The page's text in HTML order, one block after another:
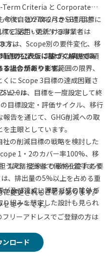
Term Criteria と Corporate
で、2027年2月から適用さ
を設定・更新する事業者は
す。
上の情報や影響範囲の限界、
に Scope 3目標の達成困難さ
は、目標を一度設定して終
目標設定・評価サイクル、移行
告を通じて、GHG削減への取
主眼としています。
1・2のカバー率100%、移
など、従来より厳格化される要
、排出量の5%以上を占める重
及びにくいカテゴリの除外が
組みを想定した設計も見られ
ンサルタント 高村が公表文書
像 を、制度の位置づけ、企業
後自社が取るべきSBTi目標に
てご活用いただけます。
方は、Scope別の要件変化、移
要件など、具体的な実施事項
す。
点の公表版に基づく解説であ
場合があります。
ュール
の削減目標の戦略を検討した
う実務担当者で何から着手すべ
3達成に課題を感じている
変更されることがあります。
ミナーです。
リーアドレスでご登録の方は
、個人としての参加はお断り
ンロード